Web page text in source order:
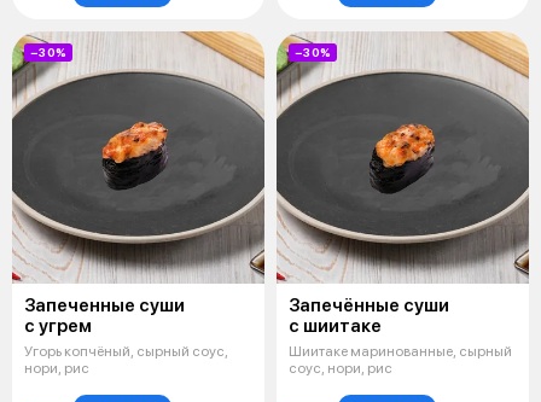
−30%
Запеченные суши
с угрем
Угорь копчёный, сырный соус,
нори, рис
−30%
Запечённые суши
с шиитаке
Шиитаке маринованные, сырный
соус, нори, рис